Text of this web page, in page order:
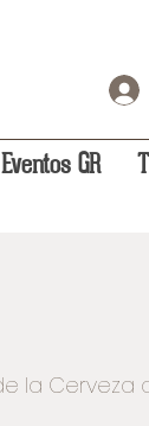
Eventos GR
la Cerveza